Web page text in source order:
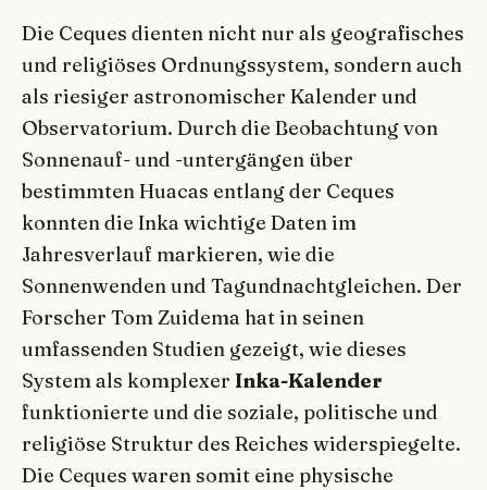
Die Ceques dienten nicht nur als geografisches
und religiöses Ordnungssystem, sondern auch
als riesiger astronomischer Kalender und
Observatorium. Durch die Beobachtung von
Sonnenauf- und -untergängen über
bestimmten Huacas entlang der Ceques
konnten die Inka wichtige Daten im
Jahresverlauf markieren, wie die
Sonnenwenden und Tagundnachtgleichen. Der
Forscher Tom Zuidema hat in seinen
umfassenden Studien gezeigt, wie dieses
System als komplexer Inka-Kalender
funktionierte und die soziale, politische und
religiöse Struktur des Reiches widerspiegelte.
Die Ceques waren somit eine physische